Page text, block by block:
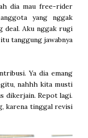
dia mau free-rider
yang nggak
deal. Aku nggak rugi
tanggung jawabnya
Ya dia emang
nahhh kita musti
dikerjain. Repot lagi.
karena tinggal revisi